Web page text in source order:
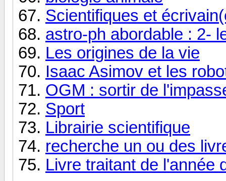
Scientifiques et
astro-ph abordable : 2-
Les origines de la vie
Isaac Asimov et les
OGM : sortir de
Sport
Librairie scientifique
recherche un ou des
Livre traitant de l'année